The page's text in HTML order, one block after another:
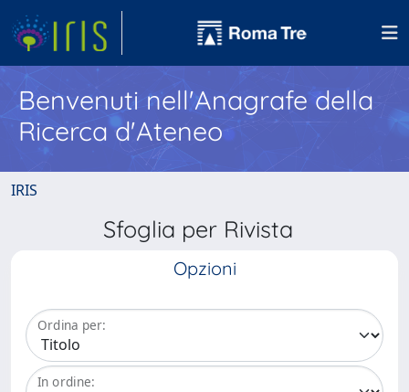
Benvenuti nell'Anagrafe della
Ricerca d'Ateneo
IRIS
Sfoglia per Rivista
Opzioni
Ordina per:
In ordine: